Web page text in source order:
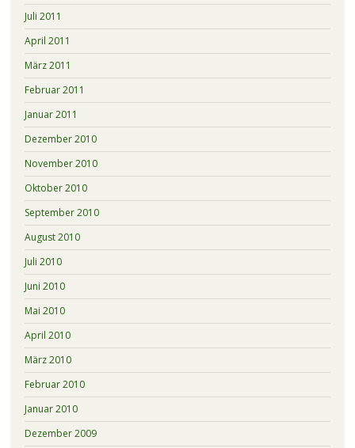
Juli 2011
April 2011
März 2011
Februar 2011
Januar 2011
Dezember 2010
November 2010
Oktober 2010
September 2010
August 2010
Juli 2010
Juni 2010
Mai 2010
April 2010
März 2010
Februar 2010
Januar 2010
Dezember 2009